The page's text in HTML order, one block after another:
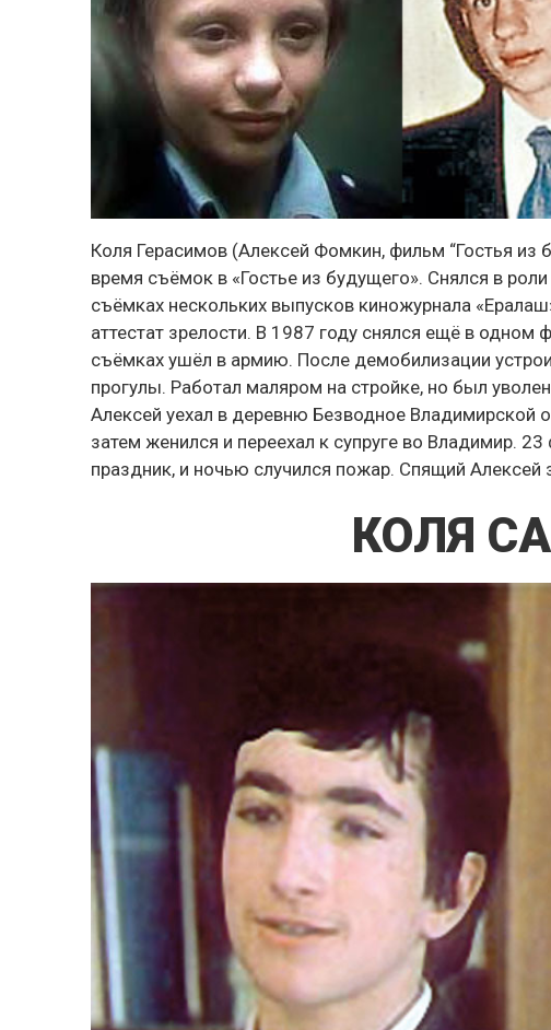
Коля Герасимов (Алексей Фомкин, фильм “Гостья
время съёмок в «Гостье из будущего». Снялся в
съёмках нескольких выпусков киножурнала
аттестат зрелости. В 1987 году снялся ещё в
съёмках ушёл в армию. После демобилизации
прогулы. Работал маляром на стройке, но был
Алексей уехал в деревню Безводное Владимирской
затем женился и переехал к супруге во Владимир.
праздник, и ночью случился пожар. Спящий
КОЛЯ